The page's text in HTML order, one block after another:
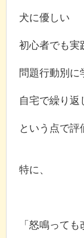
犬に優しい
初心者でも実
問題行動別に
自宅で繰り返
という点で評
特に、
「怒鳴っても